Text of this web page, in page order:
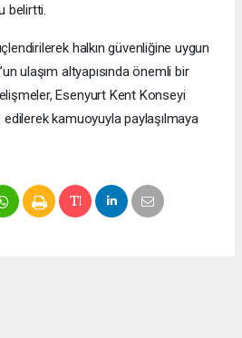
belirtti.
halkın güvenliğine uygun
ulaşım altyapısında önemli bir
Esenyurt Kent Konseyi
edilerek kamuoyuyla paylaşılmaya